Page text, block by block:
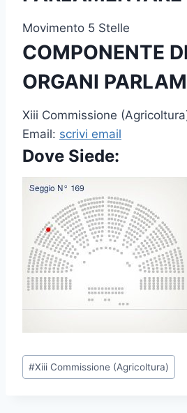
Movimento 5 Stelle
COMPONENTE
ORGANI
Xiii Commissione
Email: scrivi email
Dove Siede:
P
o
#Xiii Commissione (Agricoltura)